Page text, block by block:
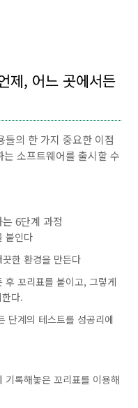
제, 어느 곳에서든
들의 한 가지 중요한 이점
소프트웨어를 출시할 수
6단계 과정
붙인다
한 환경을 만든다
후 꼬리표를 붙이고, 그렇게
다.
단계의 테스트를 성공리에
기록해놓은 꼬리표를 이용해